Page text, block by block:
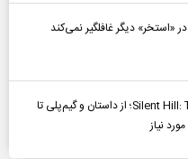
دیگر غافلگیر نمی‌کند
بررسی بازی Silent Hill: Townfall؛ از داستان و گیم‌پلی تا
نیاز